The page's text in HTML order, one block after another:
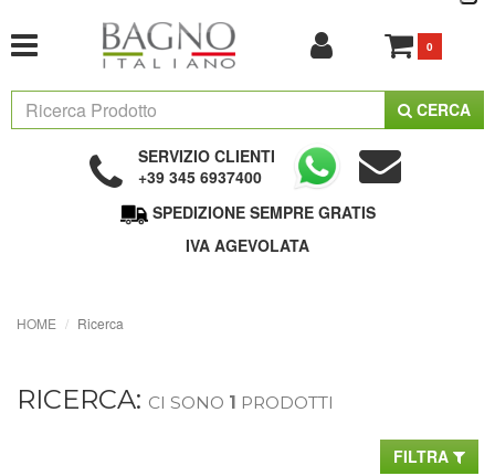
0
CERCA
SERVIZIO CLIENTI
+39 345 6937400
SPEDIZIONE SEMPRE GRATIS
IVA AGEVOLATA
HOME Ricerca
RICERCA: CI SONO 1 PRODOTTI
FILTRA